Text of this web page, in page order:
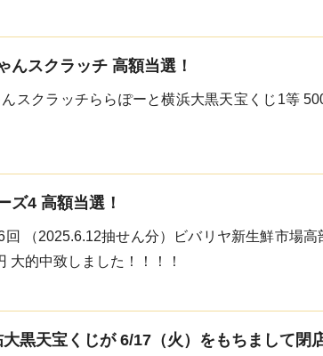
んスクラッチ 高額当選！
スクラッチららぽーと横浜大黒天宝くじ1等
ズ4 高額当選！
（2025.6.12抽せん分）ビバリヤ新生鮮市場高
大的中致しました！！！！
黒天宝くじが 6/17（火）をもちまして閉